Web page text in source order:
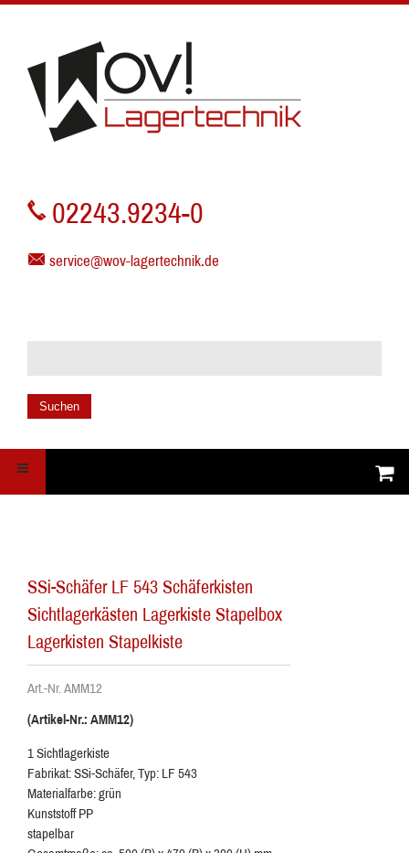
02243.9234-0
service@wov-lagertechnik.de
Suchen
SSi-Schäfer LF 543 Schäferkisten
Sichtlagerkästen Lagerkiste Stapelbox
Lagerkisten Stapelkiste
Art.-Nr. AMM12
(Artikel-Nr.: AMM12)
1 Sichtlagerkiste
Fabrikat: SSi-Schäfer, Typ: LF 543
Materialfarbe: grün
Kunststoff PP
stapelbar